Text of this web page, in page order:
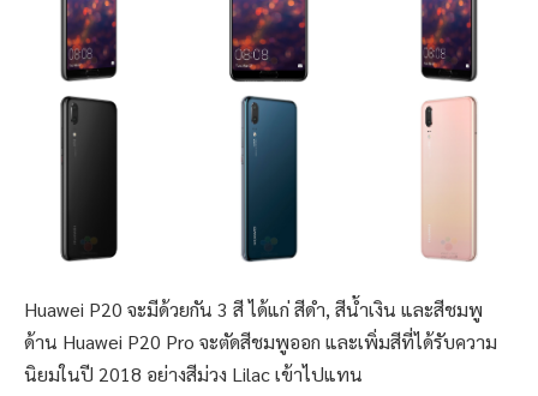
Huawei P20 จะมีด้วยกัน 3 สี ได้แก่ สีดำ, สีน้ำเงิน และสีชมพู
ด้าน Huawei P20 Pro จะตัดสีชมพูออก และเพิ่มสีที่ได้รับความ
นิยมในปี 2018 อย่างสีม่วง Lilac เข้าไปแทน